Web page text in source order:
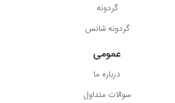
گردونه
گردونه شانس
عمومی
درباره ما
سوالات متداول